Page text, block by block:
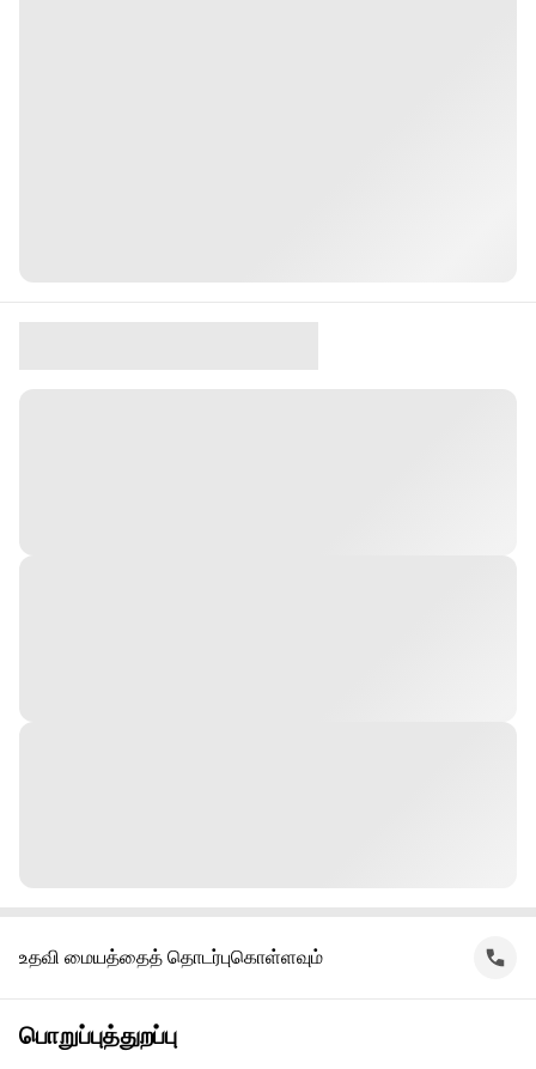
உதவி மையத்தைத் தொடர்புகொள்ளவும்
பொறுப்புத்துறப்பு